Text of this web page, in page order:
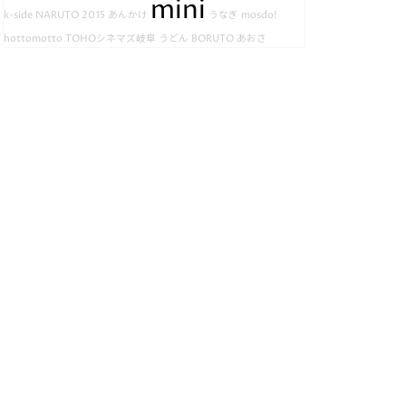
k-side NARUTO 2015 あんかけ mini うなぎ mosdo!
hottomotto TOHOシネマズ岐阜 うどん BORUTO あおさ